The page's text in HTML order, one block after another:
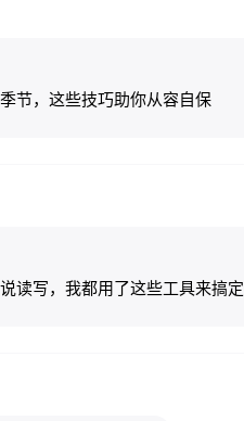
节，这些技巧助你从容自保
读写，我都用了这些工具来搞定